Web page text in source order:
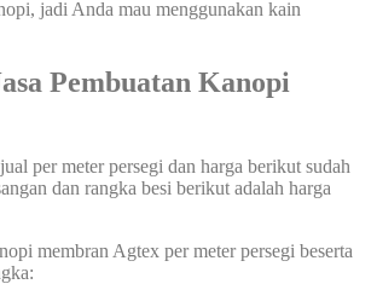
jadi Anda mau menggunakan kain
Pembuatan Kanopi
per meter persegi dan harga berikut sudah
dan rangka besi berikut adalah harga
membran Agtex per meter persegi beserta